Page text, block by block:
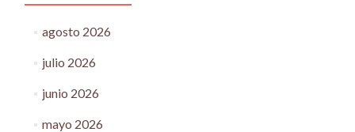
agosto 2026
julio 2026
junio 2026
mayo 2026